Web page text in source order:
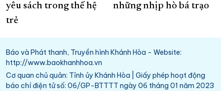
yêu sách trong thế hệ
trẻ
những nhịp hò bá trạo
Báo và Phát thanh, Truyền hình Khánh Hòa - Website:
http://www.baokhanhhoa.vn
Cơ quan chủ quản: Tỉnh ủy Khánh Hòa | Giấy phép hoạt động
báo chí điện tử số: 06/GP-BTTTT ngày 06 tháng 01 năm 2023